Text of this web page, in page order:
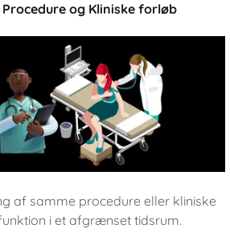
Procedure og Kliniske forløb
af samme procedure eller kliniske
i et afgrænset tidsrum.